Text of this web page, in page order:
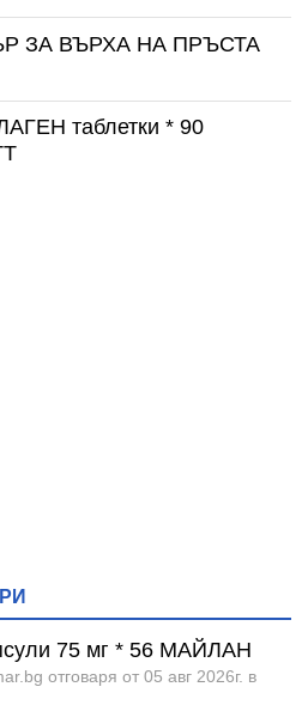
ЗА ВЪРХА НА ПРЪСТА
таблетки * 90
75 мг * 56 МАЙЛАН
отговаря от 05 авг 2026г. в